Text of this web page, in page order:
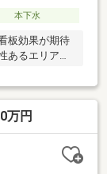
本下水
板効果が期待
あるエリアで
おすすめで
万円